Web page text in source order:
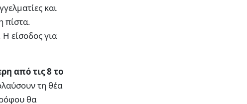
και
πίστα.
είσοδος για
από τις 8 το
τη θέα
θα